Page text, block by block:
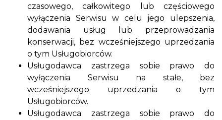
czasowego, całkowitego lub częściowego
wyłączenia Serwisu w celu jego ulepszenia,
dodawania usług lub przeprowadzania
konserwacji, bez wcześniejszego uprzedzania
o tym Usługobiorców.
Usługodawca zastrzega sobie prawo do
wyłączenia Serwisu na stałe, bez
wcześniejszego uprzedzania o tym
Usługobiorców.
Usługodawca zastrzega sobie prawo do